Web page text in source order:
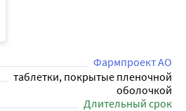
Фармпроект АО
таблетки, покрытые пленочной
оболочкой
Длительный срок